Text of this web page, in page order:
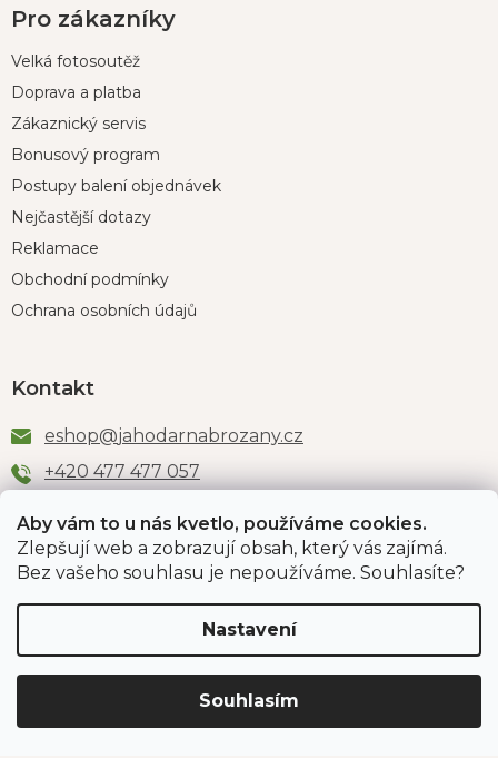
Aby vám to u nás kvetlo, používáme cookies.
Zlepšují web a zobrazují obsah, který vás zajímá.
Bez vašeho souhlasu je nepoužíváme. Souhlasíte?
Nastavení
Souhlasím
Pro zákazníky
Velká fotosoutěž
Doprava a platba
Zákaznický servis
Bonusový program
Postupy balení objednávek
Nejčastější dotazy
Reklamace
Obchodní podmínky
Ochrana osobních údajů
Kontakt
eshop@jahodarnabrozany.cz
+420 477 477 057
Odběr newsletteru
PŘIHLÁSIT SE